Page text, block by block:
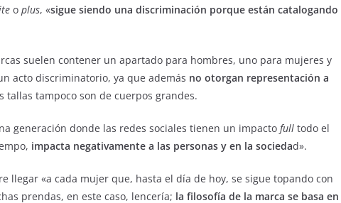
o plus, «sigue siendo una discriminación porque están catalogando
suelen contener un apartado para hombres, uno para mujeres y
acto discriminatorio, ya que además no otorgan representación a
tallas tampoco son de cuerpos grandes.
generación donde las redes sociales tienen un impacto full todo el
impacta negativamente a las personas y en la sociedad».
llegar «a cada mujer que, hasta el día de hoy, se sigue topando con
prendas, en este caso, lencería; la filosofía de la marca se basa en